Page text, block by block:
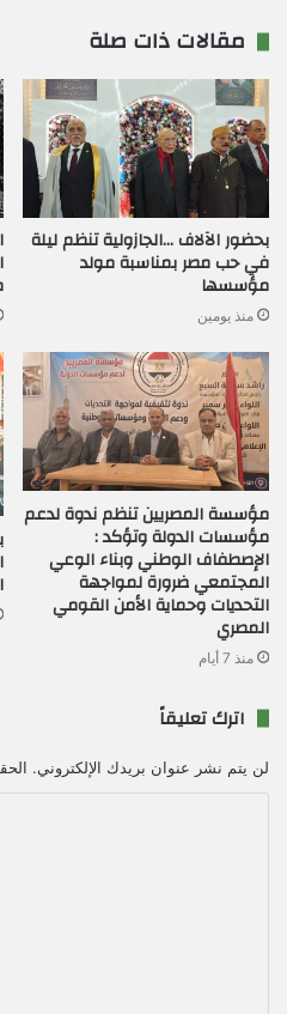
مقالات ذات صلة
بحضور الآلاف …الجازولية تنظم ليلة
في حب مصر بمناسبة مولد
مؤسسها
منذ يومين
مؤسسة المصريين تنظم ندوة لدعم
مؤسسات الدولة وتؤكد :
الإصطفاف الوطني وبناء الوعي
المجتمعي ضرورة لمواجهة
التحديات وحماية الأمن القومي
المصري
منذ 7 أيام
اترك تعليقاً
لن يتم نشر عنوان بريدك الإلكتروني.